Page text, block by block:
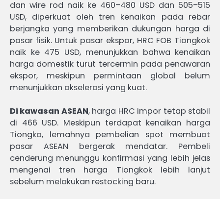
dan wire rod naik ke 460–480 USD dan 505–515
USD, diperkuat oleh tren kenaikan pada rebar
berjangka yang memberikan dukungan harga di
pasar fisik. Untuk pasar ekspor, HRC FOB Tiongkok
naik ke 475 USD, menunjukkan bahwa kenaikan
harga domestik turut tercermin pada penawaran
ekspor, meskipun permintaan global belum
menunjukkan akselerasi yang kuat.
Di kawasan ASEAN, harga HRC impor tetap stabil
di 466 USD. Meskipun terdapat kenaikan harga
Tiongko, lemahnya pembelian spot membuat
pasar ASEAN bergerak mendatar. Pembeli
cenderung menunggu konfirmasi yang lebih jelas
mengenai tren harga Tiongkok lebih lanjut
sebelum melakukan restocking baru.